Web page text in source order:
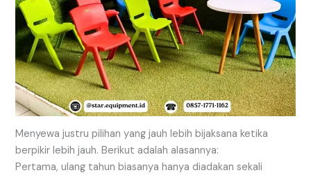
Menyewa justru pilihan yang jauh lebih bijaksana ketika
berpikir lebih jauh. Berikut adalah alasannya:
Pertama, ulang tahun biasanya hanya diadakan sekali